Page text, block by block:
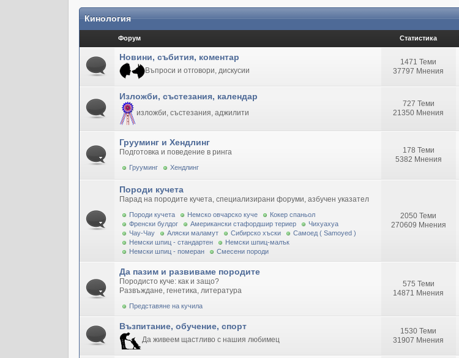
Кинология
Форум Статистика
Новини, събития, коментар
Въпроси и отговори, дискусии
1471 Теми
37797 Мнения
Изложби, състезания, календар
изложби, състезания, аджилити
727 Теми
21350 Мнения
Грууминг и Хендлинг
Подготовка и поведение в ринга
Грууминг Хендлинг
178 Теми
5382 Мнения
Породи кучета
Парад на породите кучета, специализирани форуми, азбучен указател
Породи кучета Немско овчарско куче
Кокер спаньол
Френски булдог
Американски стафордшир териер
Чихуахуа
Чау-Чау
Аляски маламут Сибирско хъски
Самоед ( Samoyed )
Немски шпиц - стандартен
Немски шпиц-малък
Немски шпиц - померан
Смесени породи
2050 Теми
270609 Мнения
Да пазим и развиваме породите
Породисто куче: как и защо?
Развъждане, генетика, литература
Представяне на кучила
575 Теми
14871 Мнения
Възпитание, обучение, спорт
Да живеем щастливо с нашия любимец
1530 Теми
31907 Мнения